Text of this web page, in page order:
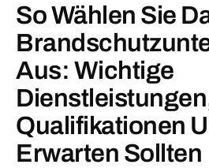
So Wählen Sie
Aus: Wichtige
Qualifikationen
Erwarten Sollten